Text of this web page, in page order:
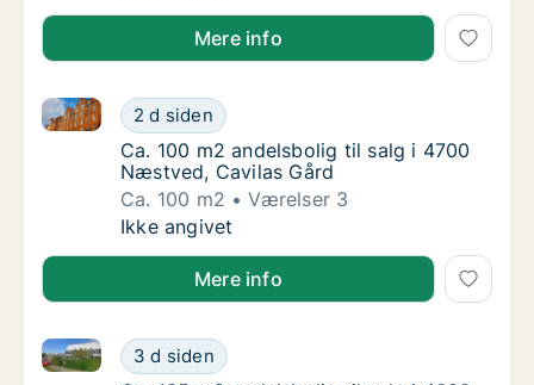
Mere info
Ca. 100 m2 andelsbolig til salg i 4700
2 d siden
Ca. 100 m2 andelsbolig til salg i 4700 Næstved,
Ca. 100 m2 andelsbolig til salg i 4700
Ca. 100 m2 andelsbolig til salg i 4700
Næstved, Cavilas Gård
Ca. 100 m2
Værelser 3
Ca. 100 m2 andelsbolig til salg i 4700
Ikke angivet
Mere info
Ca. 105 m2 andelsbolig til salg i 4600
3 d siden
Ca. 105 m2 andelsbolig til salg i 4600 Køge,